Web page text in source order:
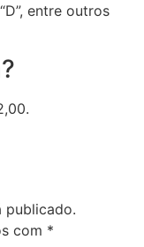
entre outros
publicado.
com *